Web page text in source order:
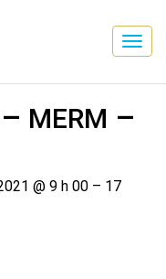
– MERM –
@ 9 h 00 – 17